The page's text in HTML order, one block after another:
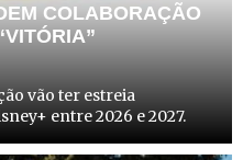
COLABORAÇÃO
vão ter estreia
entre 2026 e 2027.